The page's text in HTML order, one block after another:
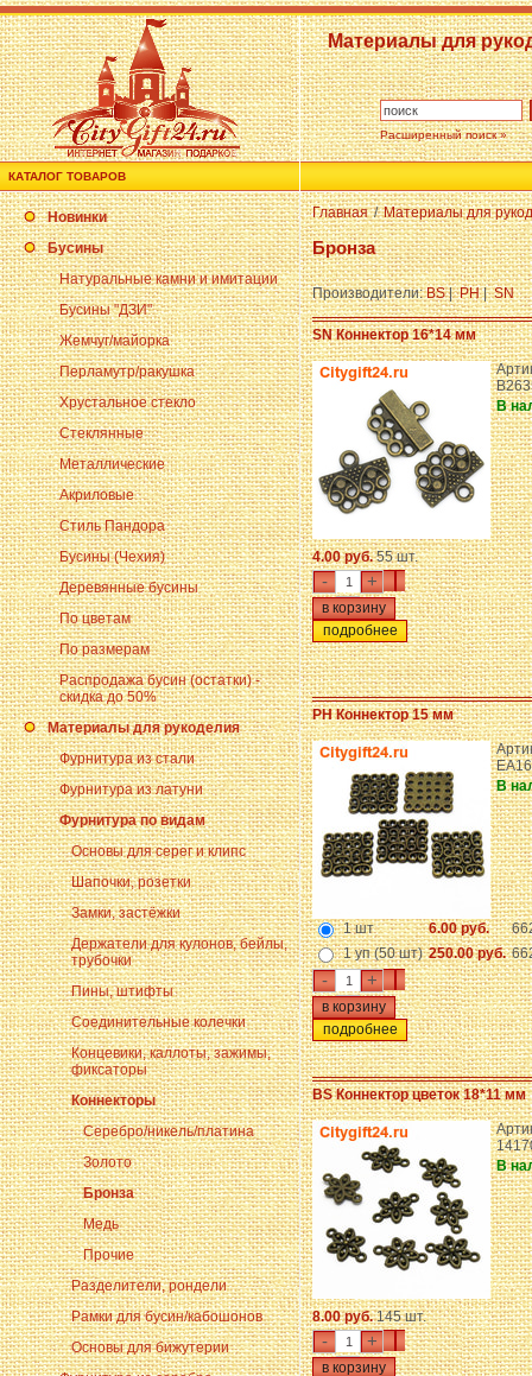
Материалы для
Расширенный поиск »
КАТАЛОГ ТОВАРОВ
Новинки
Бусины
Натуральные камни и имитации
Бусины "ДЗИ"
Жемчуг/майорка
Перламутр/ракушка
Хрустальное стекло
Стеклянные
Металлические
Акриловые
Стиль Пандора
Бусины (Чехия)
Деревянные бусины
По цветам
По размерам
Распродажа бусин (остатки) -
скидка до 50%
Материалы для рукоделия
Фурнитура из стали
Фурнитура из латуни
Фурнитура по видам
Основы для серег и клипс
Шапочки, розетки
Замки, застёжки
Держатели для кулонов, бейлы,
трубочки
Пины, штифты
Соединительные колечки
Концевики, каллоты, зажимы,
фиксаторы
Коннекторы
Серебро/никель/платина
Золото
Бронза
Медь
Прочие
Разделители, рондели
Рамки для бусин/кабошонов
Основы для бижутерии
Главная / Материалы для
Бронза
Производители:BS| PH| SN
SN Коннектор 16*14 мм
В
4.00 руб.55 шт.
- +
подробнее
PH Коннектор 15 мм
В
1 шт 6.00 руб.
1 уп (50 шт) 250.00 руб.
- +
подробнее
BS Коннектор цветок 18*11 мм
В
8.00 руб.145 шт.
- +